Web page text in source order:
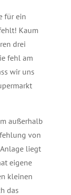
für ein
Kaum
drei
fehl am
wir uns
außerhalb
von
liegt
eigene
kleinen
das